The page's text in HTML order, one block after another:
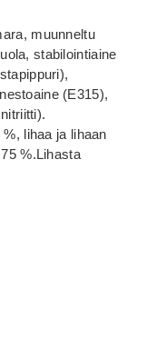
muunneltu
stabilointiaine
(E315),
lihaa ja lihaan
%.Lihasta